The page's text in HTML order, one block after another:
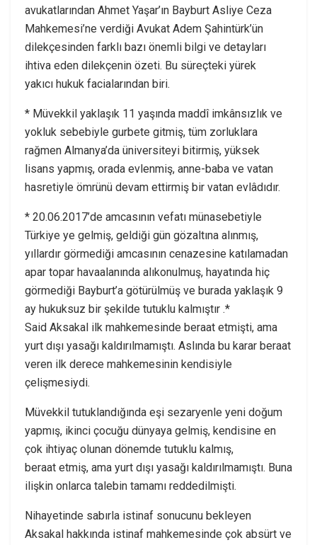
avukatlarından Ahmet Yaşar’ın Bayburt Asliye Ceza
Mahkemesi’ne verdiği Avukat Adem Şahintürk’ün
dilekçesinden farklı bazı önemli bilgi ve detayları
ihtiva eden dilekçenin özeti. Bu süreçteki yürek
yakıcı hukuk facialarından biri.
* Müvekkil yaklaşık 11 yaşında maddî imkânsızlık ve
yokluk sebebiyle gurbete gitmiş, tüm zorluklara
rağmen Almanya’da üniversiteyi bitirmiş, yüksek
lisans yapmış, orada evlenmiş, anne-baba ve vatan
hasretiyle ömrünü devam ettirmiş bir vatan evlâdıdır.
* 20.06.2017’de amcasının vefatı münasebetiyle
Türkiye ye gelmiş, geldiği gün gözaltına alınmış,
yıllardır görmediği amcasının cenazesine katılamadan
apar topar havaalanında alıkonulmuş, hayatında hiç
görmediği Bayburt’a götürülmüş ve burada yaklaşık 9
ay hukuksuz bir şekilde tutuklu kalmıştır .*
Said Aksakal ilk mahkemesinde beraat etmişti, ama
yurt dışı yasağı kaldırılmamıştı. Aslında bu karar beraat
veren ilk derece mahkemesinin kendisiyle
çelişmesiydi.
Müvekkil tutuklandığında eşi sezaryenle yeni doğum
yapmış, ikinci çocuğu dünyaya gelmiş, kendisine en
çok ihtiyaç olunan dönemde tutuklu kalmış,
beraat etmiş, ama yurt dışı yasağı kaldırılmamıştı. Buna
ilişkin onlarca talebin tamamı reddedilmişti.
Nihayetinde sabırla istinaf sonucunu bekleyen
Aksakal hakkında istinaf mahkemesinde çok absürt ve